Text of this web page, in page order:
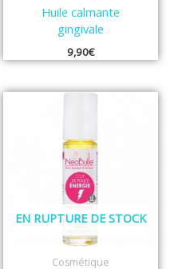
Huile calmante
gingivale
9,90€
EN RUPTURE DE STOCK
Cosmétique